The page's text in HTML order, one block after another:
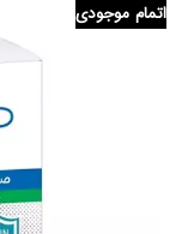
اتمام موجودی